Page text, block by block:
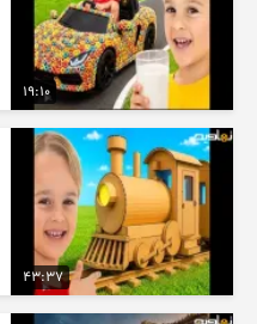
19:10
43:37